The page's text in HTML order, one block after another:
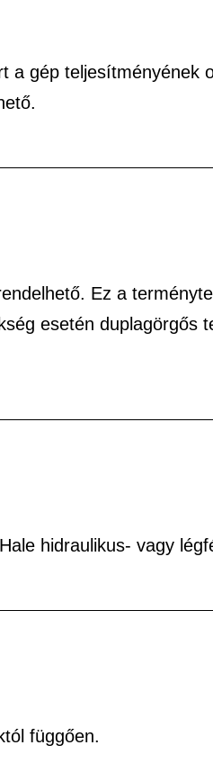
a gép teljesítményének
Ez a
esetén duplagörgős
hidraulikus- vagy
függően.